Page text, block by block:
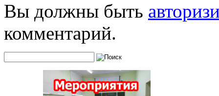
Вы должны быть
комментарий.